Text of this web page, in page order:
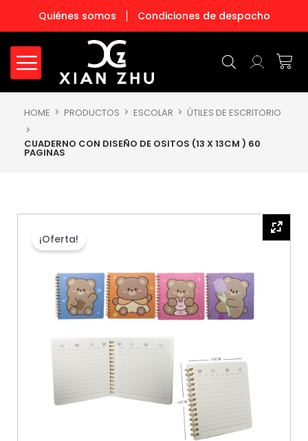
contenido
Quiénes somos Condiciones de despacho
HOME PRODUCTOS ESCOLAR ÚTILES DE ESCRITORIO
CUADERNO CON DISEÑO DE OSITOS (13 X 13CM ) 60
PAGINAS
¡Oferta!